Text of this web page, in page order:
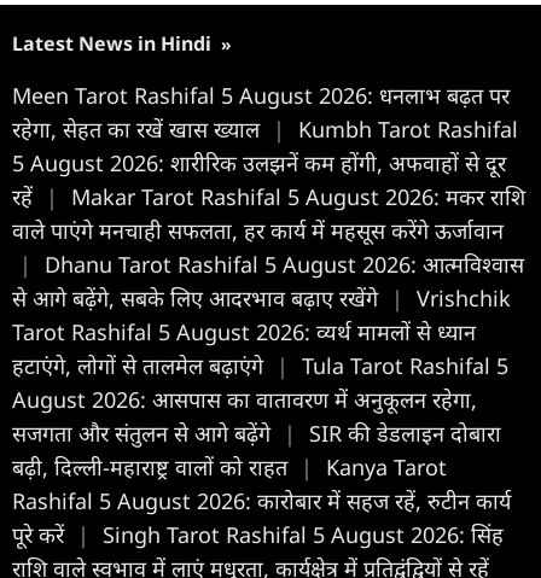
Latest News in Hindi »
Meen Tarot Rashifal 5 August 2026: धनलाभ बढ़त पर
रहेगा, सेहत का रखें खास ख्याल |
Kumbh Tarot Rashifal
5 August 2026: शारीरिक उलझनें कम होंगी, अफवाहों से दूर
रहें
|
Makar Tarot Rashifal 5 August 2026: मकर राशि
वाले पाएंगे मनचाही सफलता, हर कार्य में महसूस करेंगे ऊर्जावान
|
Dhanu Tarot Rashifal 5 August 2026: आत्मविश्वास
से आगे बढ़ेंगे, सबके लिए आदरभाव बढ़ाए रखेंगे |
Vrishchik
Tarot Rashifal 5 August 2026: व्यर्थ मामलों से ध्यान
हटाएंगे, लोगों से तालमेल बढ़ाएंगे |
Tula Tarot Rashifal 5
August 2026: आसपास का वातावरण में अनुकूलन रहेगा,
सजगता और संतुलन से आगे बढ़ेंगे |
SIR की डेडलाइन दोबारा
बढ़ी, दिल्ली-महाराष्ट्र वालों को राहत |
Kanya Tarot
Rashifal 5 August 2026: कारोबार में सहज रहें, रुटीन कार्य
पूरे करें |
Singh Tarot Rashifal 5 August 2026: सिंह
राशि वाले स्वभाव में लाएं मधुरता, कार्यक्षेत्र में प्रतिद्वंद्वियों से रहें